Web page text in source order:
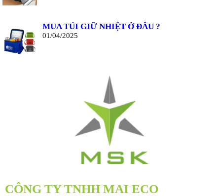
MUA TÚI GIỮ NHIỆT Ở ĐÂU ?
01/04/2025
CÔNG TY TNHH MAI ECO